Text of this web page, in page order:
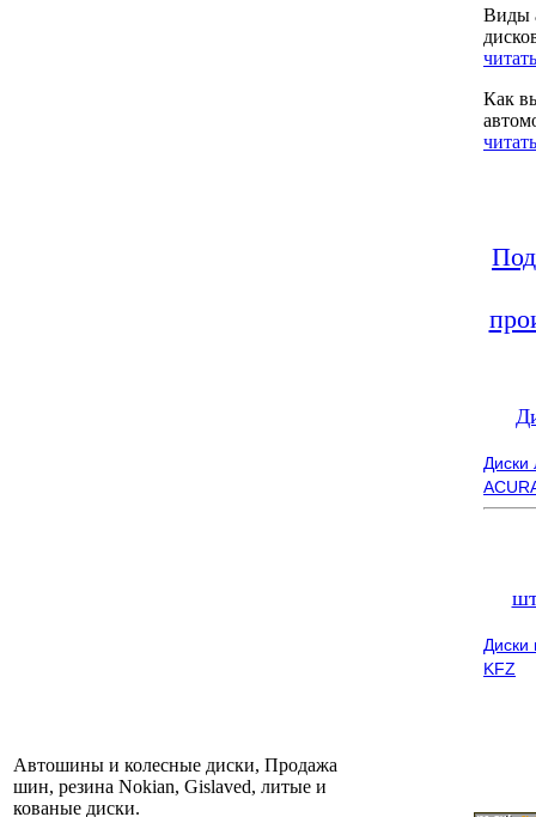
Виды
Как
Диски
KFZ
Автошины и колесные диски, Продажа
шин, резина Nokian, Gislaved, литые и
кованые диски.